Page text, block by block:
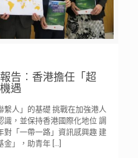
告︰香港擔任「超
遇
人」的基礎 挑戰在加強港人
，並保持香港國際化地位 調
對「一帶一路」資訊感興趣 建
金」，助青年[…]